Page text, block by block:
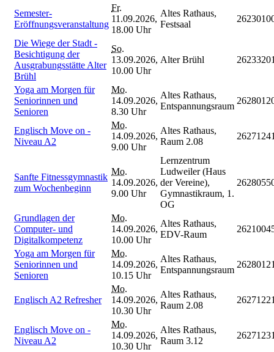
Semester-
Eröffnungsveranstaltung
Fr.
11.09.2026,
18.00 Uhr
Altes Rathaus,
Festsaal
Die Wiege der Stadt -
Besichtigung der
Ausgrabungsstätte Alter
Brühl
So.
13.09.2026,
10.00 Uhr
Alter Brühl
Yoga am Morgen für
Seniorinnen und
Senioren
Mo.
14.09.2026,
8.30 Uhr
Altes Rathaus,
Entspannungsraum
Englisch Move on -
Niveau A2
Mo.
14.09.2026,
9.00 Uhr
Altes Rathaus,
Raum 2.08
Sanfte Fitnessgymnastik
zum Wochenbeginn
Mo.
14.09.2026,
9.00 Uhr
Lernzentrum
Ludweiler (Haus
der Vereine),
Gymnastikraum, 1.
OG
Grundlagen der
Computer- und
Digitalkompetenz
Mo.
14.09.2026,
10.00 Uhr
Altes Rathaus,
EDV-Raum
Yoga am Morgen für
Seniorinnen und
Senioren
Mo.
14.09.2026,
10.15 Uhr
Altes Rathaus,
Entspannungsraum
Englisch A2 Refresher
Mo.
14.09.2026,
10.30 Uhr
Altes Rathaus,
Raum 2.08
Englisch Move on -
Niveau A2
Mo.
14.09.2026,
10.30 Uhr
Altes Rathaus,
Raum 3.12